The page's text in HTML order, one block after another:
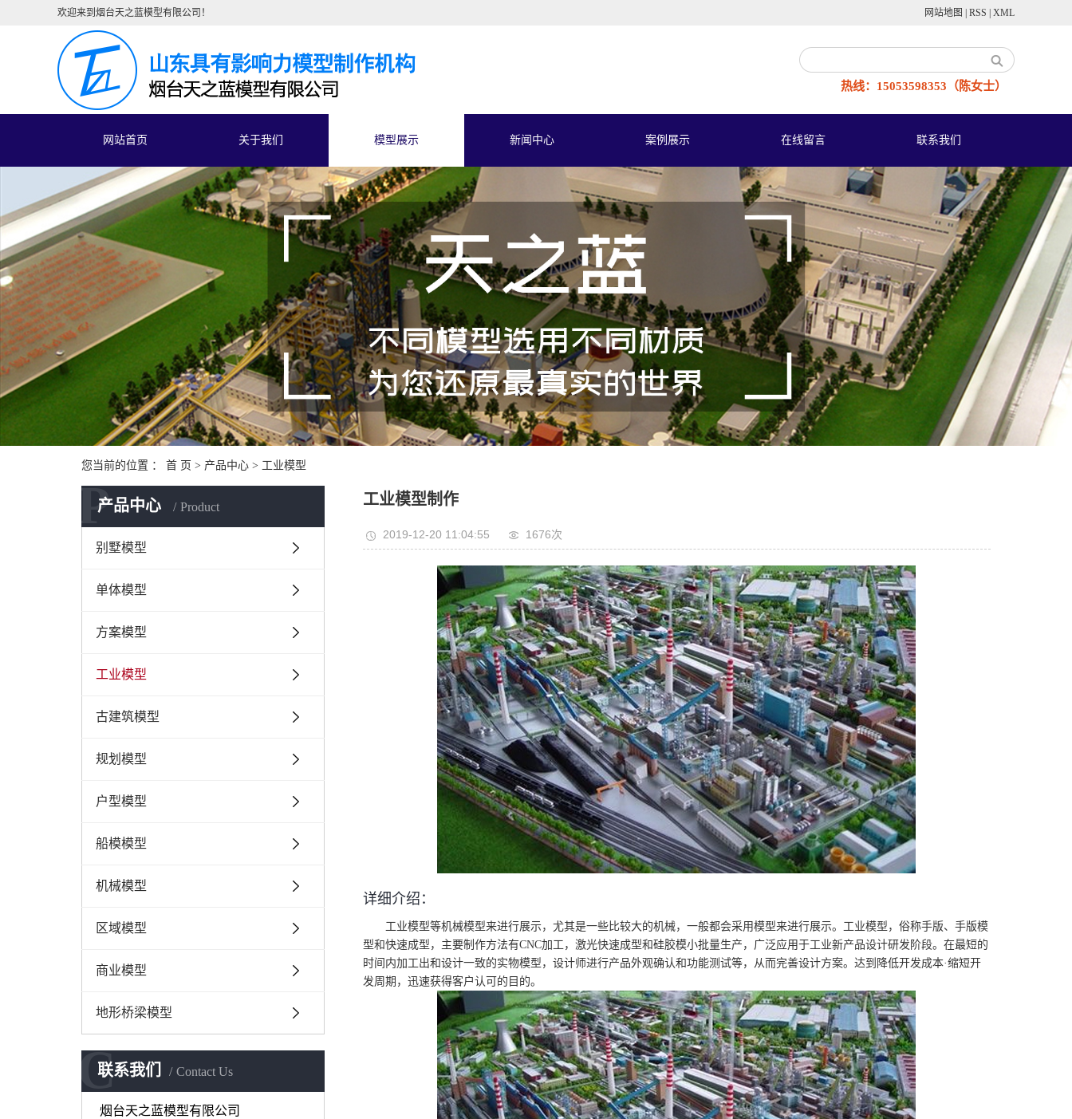
欢迎来到烟台天之蓝模型有限公司！ 网站地图 RSS XML
热线：15053598353（陈女士）
网站首页 关于我们 模型展示 新闻中心 案例展示 在线留言 联系我们
您当前的位置 ： 首 页 > 产品中心 > 工业模型
产品中心 Product
P
别墅模型
单体模型
方案模型
工业模型
古建筑模型
规划模型
户型模型
船模模型
机械模型
区域模型
商业模型
地形桥梁模型
联系我们 Contact Us
C
烟台天之蓝模型有限公司
工业模型制作
2019-12-20 11:04:55 1676次
详细介绍：
工业模型等机械模型来进行展示，尤其是一些比较大的机械，一般都会采用模型来进行展示。工业模型，俗称手版、手版模
型和快速成型，主要制作方法有CNC加工，激光快速成型和硅胶模小批量生产，广泛应用于工业新产品设计研发阶段。在最短的
时间内加工出和设计一致的实物模型，设计师进行产品外观确认和功能测试等，从而完善设计方案。达到降低开发成本·缩短开
发周期，迅速获得客户认可的目的。